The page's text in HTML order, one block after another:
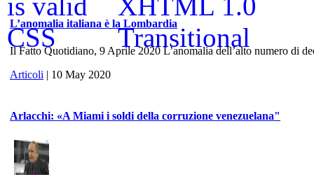
L’anomalia italiana è la Lombardia
Il Fatto Quotidiano, 9 Aprile 2020 L’anomalia dell’alto numero di
Articoli | 10 May 2020
Arlacchi: «A Miami i soldi della corruzione venezuelana"